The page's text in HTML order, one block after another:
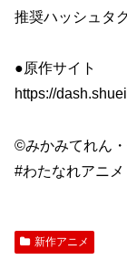
推奨ハッシュタ
●原作サイト
https://
©みかみてれん
#わたなれアニ
新作アニメ